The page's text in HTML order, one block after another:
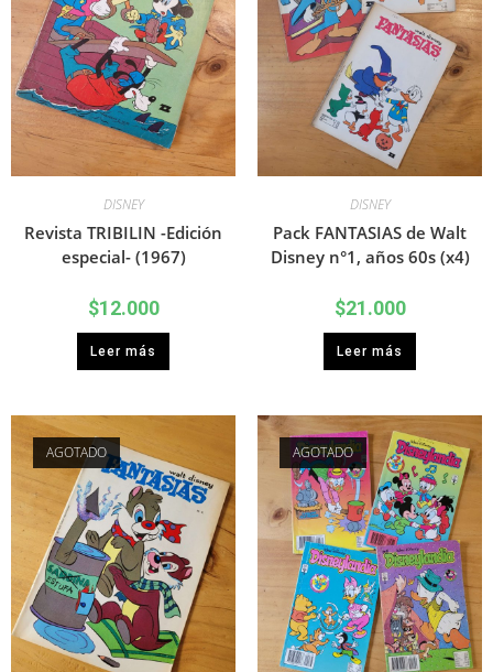
DISNEY
Revista TRIBILIN -Edición
especial- (1967)
$12.000
Leer más
DISNEY
Pack FANTASIAS de Walt
Disney n°1, años 60s (x4)
$21.000
Leer más
AGOTADO AGOTADO